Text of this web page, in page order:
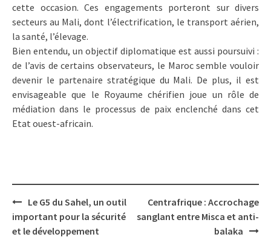
cette occasion. Ces engagements porteront sur divers
secteurs au Mali, dont l’électrification, le transport aérien,
la santé, l’élevage.
Bien entendu, un objectif diplomatique est aussi poursuivi :
de l’avis de certains observateurs, le Maroc semble vouloir
devenir le partenaire stratégique du Mali. De plus, il est
envisageable que le Royaume chérifien joue un rôle de
médiation dans le processus de paix enclenché dans cet
Etat ouest-africain.
Post
navigation
Le G5 du Sahel, un outil
important pour la sécurité
et le développement
Centrafrique : Accrochage
sanglant entre Misca et anti-
balaka